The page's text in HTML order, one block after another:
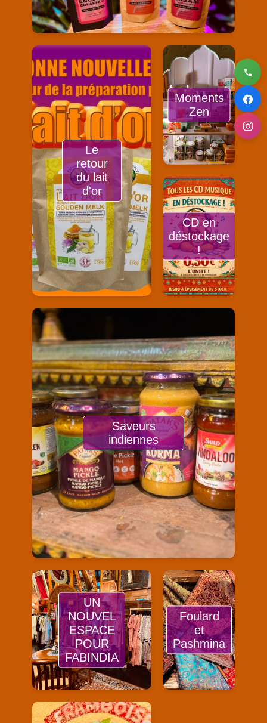
Le
retour
du lait
d'or
Moments
Zen
CD en
déstockage
!
Saveurs
indiennes
UN
NOUVEL
ESPACE
POUR
FABINDIA
Foulard
et
Pashmina